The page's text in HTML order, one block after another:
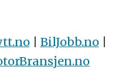
| BilJobb.no|